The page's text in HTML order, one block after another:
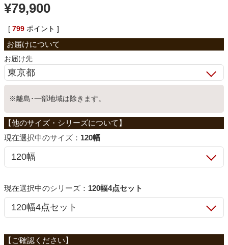
ベッド
学習机
ホームオフィス
こたつ
寝具
ファブリック
¥79,900
[ 799 ポイント ]
お届け先
※離島･一部地域は除きます。
サイズ： 120幅
シリーズ： 120幅4点セット